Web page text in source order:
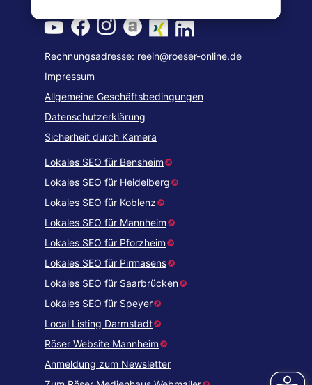
Rechnungsadresse: reein@roeser-online.de
Impressum
Allgemeine Geschäftsbedingungen
Datenschutzerklärung
Sicherheit durch Kamera
Lokales SEO für Bensheim
Lokales SEO für Heidelberg
Lokales SEO für Koblenz
Lokales SEO für Mannheim
Lokales SEO für Pforzheim
Lokales SEO für Pirmasens
Lokales SEO für Saarbrücken
Lokales SEO für Speyer
Local Listing Darmstadt
Röser Website Mannheim
Anmeldung zum Newsletter